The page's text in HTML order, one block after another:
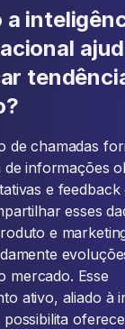
a
de chamadas
informações
e feedback
esses
e
mercado. Esse
ativo, aliado à
possibilita